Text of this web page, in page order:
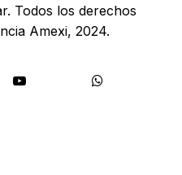
Todos los derechos
Amexi, 2024.